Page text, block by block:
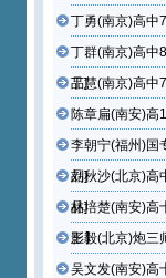
丁勇(南京)高中
丁群(南京)高中
品]
丁慧(南京)高中
陈章扁(南安)高
李朝宁(福州)国
品]
刘秋沙(北京)高
品]
林培楚(南安)高
影】
王毅(北京)炮三
吴文发(南安)高